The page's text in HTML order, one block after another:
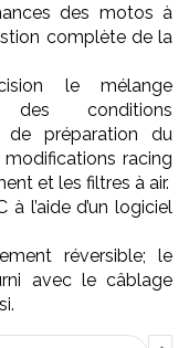
des motos à
complète de la
le mélange
conditions
de préparation du
racing
et les filtres à air.
l’aide d’un logiciel
réversible; le
avec le câblage